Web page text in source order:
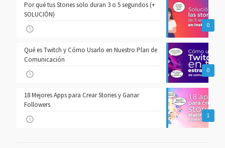
0
Por qué tus Stories solo duran 3 o 5 segundos (+
SOLUCIÓN)
0
Qué es Twitch y Cómo Usarlo en Nuestro Plan de
Comunicación
1
18 Mejores Apps para Crear Stories y Ganar
Followers